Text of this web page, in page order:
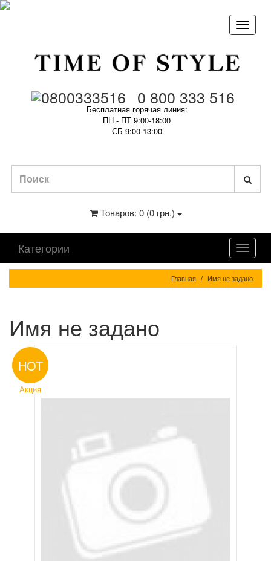
0 800 333 516
Бесплатная горячая линия:
ПН - ПТ 9:00-18:00
СБ 9:00-13:00
Товаров: 0 (0 грн.)
Категории
Главная Имя не задано
Имя не задано
HOT
Акция